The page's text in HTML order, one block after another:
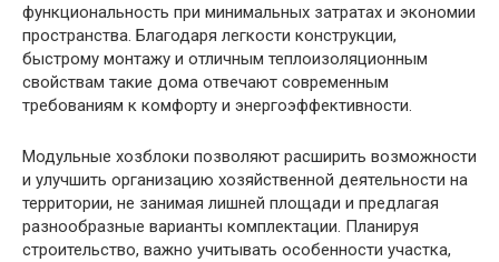
функциональность при минимальных затратах и экономии
пространства. Благодаря легкости конструкции,
быстрому монтажу и отличным теплоизоляционным
свойствам такие дома отвечают современным
требованиям к комфорту и энергоэффективности.
Модульные хозблоки позволяют расширить возможности
и улучшить организацию хозяйственной деятельности на
территории, не занимая лишней площади и предлагая
разнообразные варианты комплектации. Планируя
строительство, важно учитывать особенности участка,